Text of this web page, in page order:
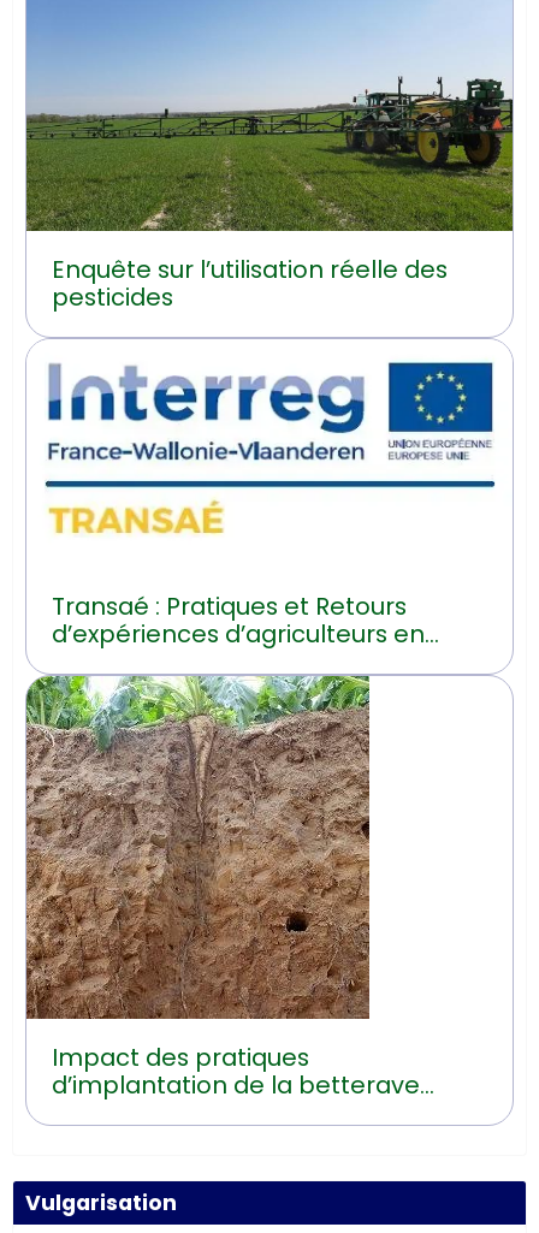
Enquête sur l’utilisation réelle des
pesticides
Transaé : Pratiques et Retours
d’expériences d’agriculteurs en
Impact des pratiques
d’implantation de la betterave
Vulgarisation